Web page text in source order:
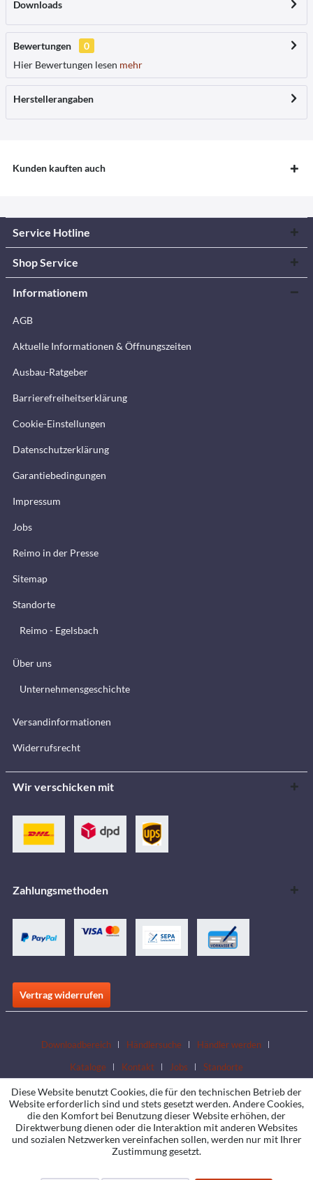
Downloads
Bewertungen
0
Hier Bewertungen lesen mehr
Herstellerangaben
Kunden kauften auch
Service Hotline
Shop Service
Informationem
AGB
Aktuelle Informationen & Öffnungszeiten
Ausbau-Ratgeber
Barrierefreiheitserklärung
Cookie-Einstellungen
Datenschutzerklärung
Garantiebedingungen
Impressum
Jobs
Reimo in der Presse
Sitemap
Standorte
Reimo - Egelsbach
Über uns
Unternehmensgeschichte
Versandinformationen
Widerrufsrecht
Wir verschicken mit
Zahlungsmethoden
Vertrag widerrufen
Downloadbereich Händlersuche
Händler werden
Kataloge
Kontakt Jobs Standorte
Diese Website benutzt Cookies, die für den technischen Betrieb der
Website erforderlich sind und stets gesetzt werden. Andere Cookies,
die den Komfort bei Benutzung dieser Website erhöhen, der
Direktwerbung dienen oder die Interaktion mit anderen Websites
und sozialen Netzwerken vereinfachen sollen, werden nur mit Ihrer
Zustimmung gesetzt.